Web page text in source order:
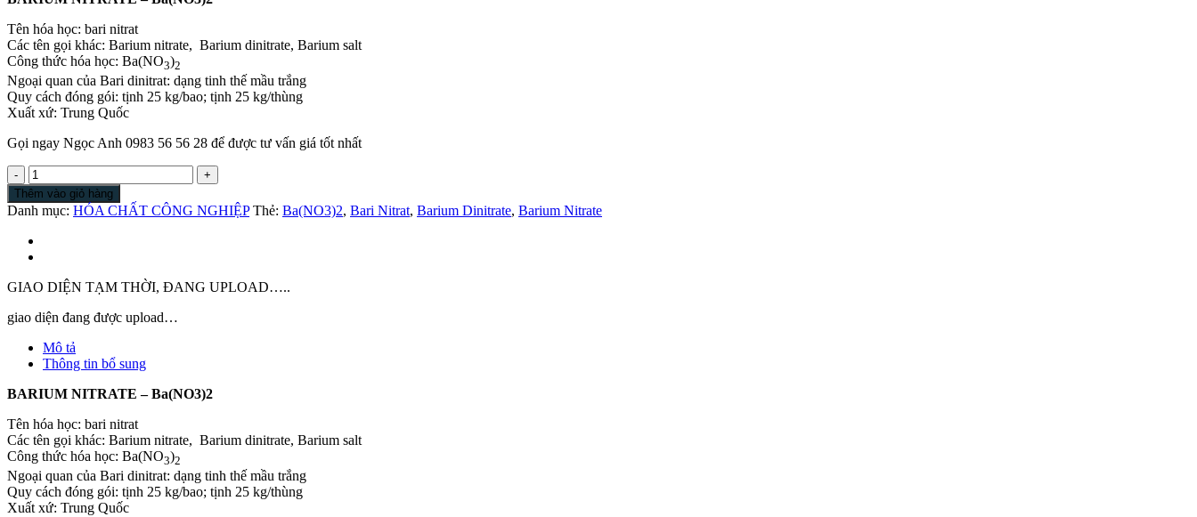
Tên hóa học: bari nitrat
Các tên gọi khác: Barium nitrate, Barium dinitrate, Barium salt
Công thức hóa học: Ba(NO3)2
Ngoại quan của Bari dinitrat: dạng tinh thế mầu trắng
Quy cách đóng gói: tịnh 25 kg/bao; tịnh 25 kg/thùng
Xuất xứ: Trung Quốc
Gọi ngay Ngọc Anh 0983 56 56 28 để được tư vấn giá tốt nhất
Ba(NO3)2
|
Barium
Nitrate
|
Barium
|
Nitrat
Bari
Nitrate
Nitrat
số
lượng
Thêm vào giỏ hàng
Danh mục: HÓA CHẤT CÔNG NGHIỆP Thẻ: Ba(NO3)2, Bari Nitrat, Barium Dinitrate, Barium Nitrate
GIAO DIỆN TẠM THỜI, ĐANG UPLOAD…..
giao diện đang được upload…
Mô tả
Thông tin bổ sung
BARIUM NITRATE – Ba(NO3)2
Tên hóa học: bari nitrat
Các tên gọi khác: Barium nitrate, Barium dinitrate, Barium salt
Công thức hóa học: Ba(NO3)2
Ngoại quan của Bari dinitrat: dạng tinh thế mầu trắng
Quy cách đóng gói: tịnh 25 kg/bao; tịnh 25 kg/thùng
Xuất xứ: Trung Quốc